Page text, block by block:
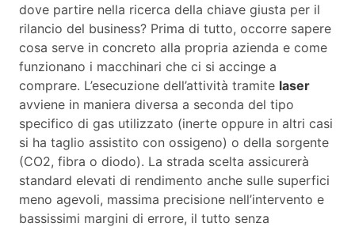
dove partire nella ricerca della chiave giusta per il
rilancio del business? Prima di tutto, occorre sapere
cosa serve in concreto alla propria azienda e come
funzionano i macchinari che ci si accinge a
comprare. L’esecuzione dell’attività tramite laser
avviene in maniera diversa a seconda del tipo
specifico di gas utilizzato (inerte oppure in altri casi
si ha taglio assistito con ossigeno) o della sorgente
(CO2, fibra o diodo). La strada scelta assicurerà
standard elevati di rendimento anche sulle superfici
meno agevoli, massima precisione nell’intervento e
bassissimi margini di errore, il tutto senza